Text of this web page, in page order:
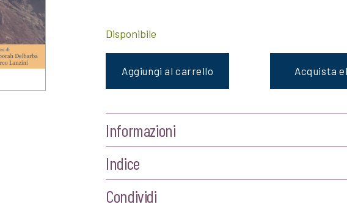
€24,00.
€22,80.
Disponibile
Aggiungi al carrello Acquista
Informazioni
Indice
Condividi